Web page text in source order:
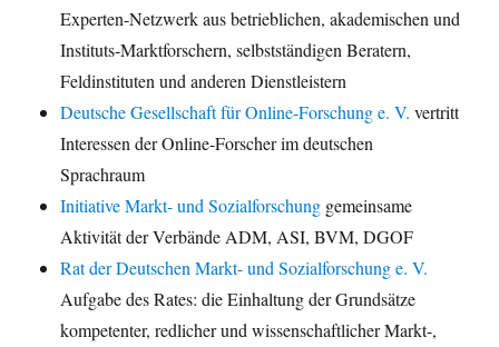
Experten-Netzwerk aus betrieblichen, akademischen und
Instituts-Marktforschern, selbstständigen Beratern,
Feldinstituten und anderen Dienstleistern
Deutsche Gesellschaft für Online-Forschung e. V. vertritt
Interessen der Online-Forscher im deutschen
Sprachraum
Initiative Markt- und Sozialforschung gemeinsame
Aktivität der Verbände ADM, ASI, BVM, DGOF
Rat der Deutschen Markt- und Sozialforschung e. V.
Aufgabe des Rates: die Einhaltung der Grundsätze
kompetenter, redlicher und wissenschaftlicher Markt-,